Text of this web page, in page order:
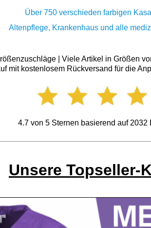
Über 750 verschieden farbigen
Altenpflege, Krankenhaus und alle
| Viele Artikel in Größen
mit kostenlosem Rückversand für die
4.7von 5Sternen basierend auf 2032
Unsere Topseller-